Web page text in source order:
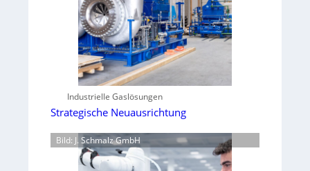
Industrielle Gaslösungen
Strategische Neuausrichtung
Bild: J. Schmalz GmbH